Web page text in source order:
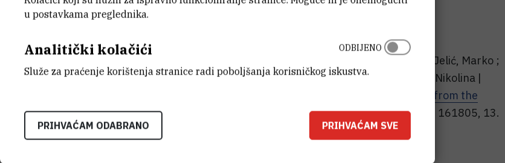
10.1093/femsec/fiae081
Puljko, Ana ; Dekić Rozman, Svjetlana ; Barišić, Ivan ; Maravić, Ana ; Jelić, Marko ;
Babić, Ivana ; Milaković, Milena ; Sviličić Petrić, Ines ; Udiković-Kolić, Nikolina |
Resistance to critically important antibiotics in hospital wastewater from the
largest Croatian city
// Science of the total environment, 870 (2023), 161805, 13.
doi: 10.1016/j.scitotenv.2023.161805
u postavkama preglednika.
Analitički kolačići
Služe za praćenje korištenja stranice radi poboljšanja korisničkog iskustva.
ODBIJENO
PRIHVAĆAM ODABRANO PRIHVAĆAM SVE